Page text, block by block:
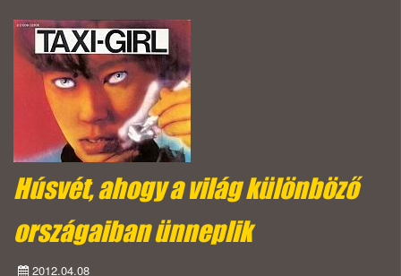
Húsvét, ahogy a világ különböző
országaiban ünneplik
2012.04.08